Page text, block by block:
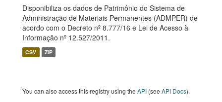
Disponibiliza os dados de Patrimônio do Sistema de
Administração de Materiais Permanentes (ADMPER) de
acordo com o Decreto nº 8.777/16 e Lei de Acesso à
Informação nº 12.527/2011.
CSV ZIP
You can also access this registry using the API (see API Docs).